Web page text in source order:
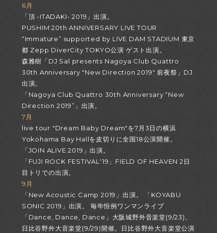
6月
「頂 -ITADAKI- 2019」出演。
PUSHIM 20th ANNIVERSARY LIVE TOUR
“Immature” supported by LIVE DAM STADIUM 東京
都 Zepp DiverCity TOKYO公演 ゲスト出演。
森雅樹「DJ Sal presents Nagoya Club Quattro
30th Anniversary "New Direction 2019" 前夜祭」DJ
出演。
「Nagoya Club Quattro 30th Anniversary “New
Direction 2019”」出演。
7月
live tour "Dream Baby Dream"を7月3日の横浜
Yokohama Bay Hallを皮切りに全国18公演開催。
「JOIN ALIVE 2019」出演。
「FUJI ROCK FESTIVAL'19」FIELD OF HEAVEN 2日
目トリでの出演。
9月
「New Acoustic Camp 2019」出演。 「KOYABU
SONIC 2019」出演。 毎年恒例ワンマンライブ
「Dance, Dance, Dance」大阪城野外音楽堂(9/23)、
日比谷野外大音楽堂(9/29)開催。日比谷野外大音楽堂公演